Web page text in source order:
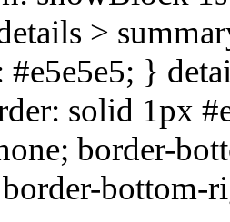
>
#e5e5e5; }
solid 1px
border-
bottom-